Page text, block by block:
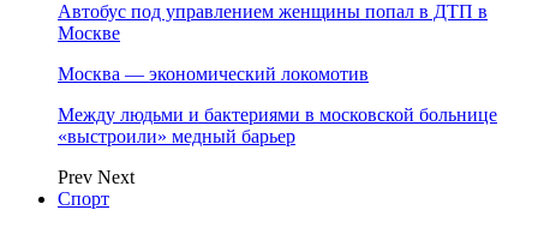
Автобус под управлением женщины попал в ДТП в
Москве
Москва — экономический локомотив
Между людьми и бактериями в московской больнице
«выстроили» медный барьер
Prev Next
Спорт